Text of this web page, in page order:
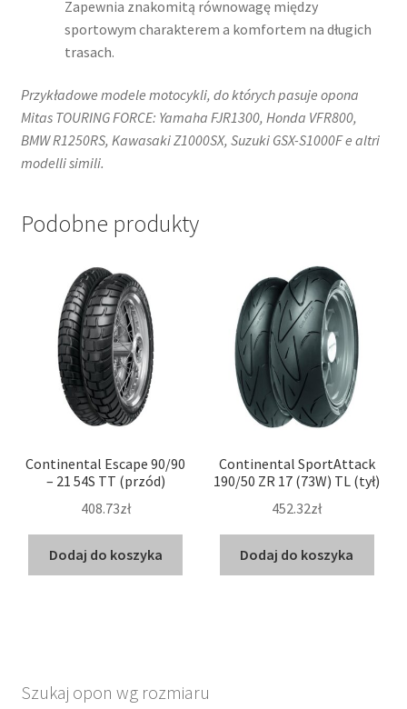
Zapewnia znakomitą równowagę między
sportowym charakterem a komfortem na długich
trasach.
Przykładowe modele motocykli, do których pasuje opona
Mitas TOURING FORCE: Yamaha FJR1300, Honda VFR800,
BMW R1250RS, Kawasaki Z1000SX, Suzuki GSX-S1000F e altri
modelli simili.
Podobne produkty
Continental Escape 90/90
– 21 54S TT (przód)
408.73zł
Dodaj do koszyka
Continental SportAttack
190/50 ZR 17 (73W) TL (tył)
452.32zł
Dodaj do koszyka
Szukaj opon wg rozmiaru